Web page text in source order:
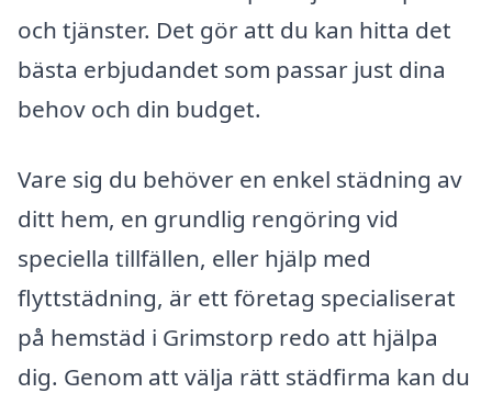
och tjänster. Det gör att du kan hitta det
bästa erbjudandet som passar just dina
behov och din budget.
Vare sig du behöver en enkel städning av
ditt hem, en grundlig rengöring vid
speciella tillfällen, eller hjälp med
flyttstädning, är ett företag specialiserat
på hemstäd i Grimstorp redo att hjälpa
dig. Genom att välja rätt städfirma kan du